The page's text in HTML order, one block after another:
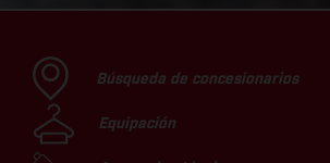
Búsqueda de concesionarios
Equipación